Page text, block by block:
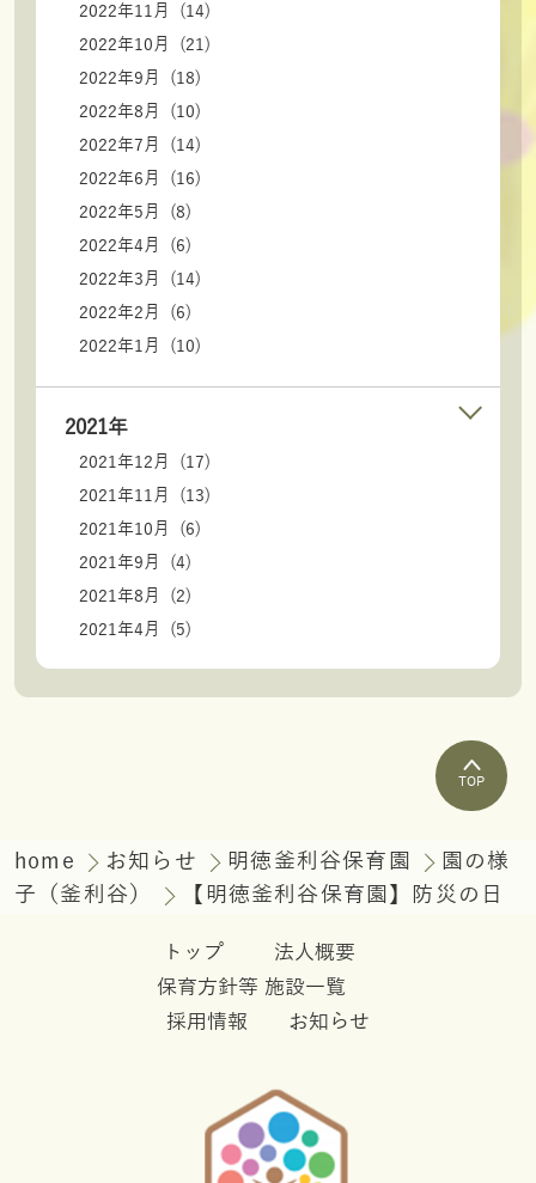
2022年11月 (14)
2022年10月 (21)
2022年9月 (18)
2022年8月 (10)
2022年7月 (14)
2022年6月 (16)
2022年5月 (8)
2022年4月 (6)
2022年3月 (14)
2022年2月 (6)
2022年1月 (10)
2021年
2021年12月 (17)
2021年11月 (13)
2021年10月 (6)
2021年9月 (4)
2021年8月 (2)
2021年4月 (5)
TOP
home お知らせ 明徳釜利谷保育園
園の様
子（釜利谷）
【明徳釜利谷保育園】防災の日
トップ
法人概要
保育方針等 施設一覧
採用情報
お知らせ